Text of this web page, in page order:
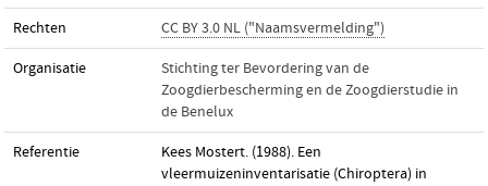
Rechten CC BY 3.0 NL ("Naamsvermelding")
Organisatie
Stichting ter Bevordering van de
Zoogdierbescherming en de Zoogdierstudie in
de Benelux
Referentie
Kees Mostert. (1988). Een
vleermuizeninventarisatie (Chiroptera) in